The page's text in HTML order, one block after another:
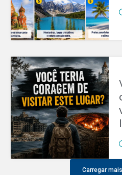
Carregar